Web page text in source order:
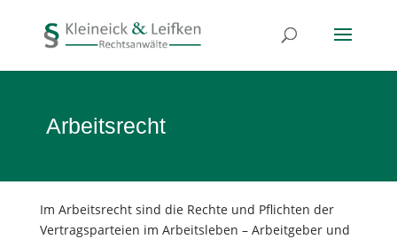
Arbeitsrecht
Im Arbeitsrecht sind die Rechte und Pflichten der
Vertragsparteien im Arbeitsleben – Arbeitgeber und